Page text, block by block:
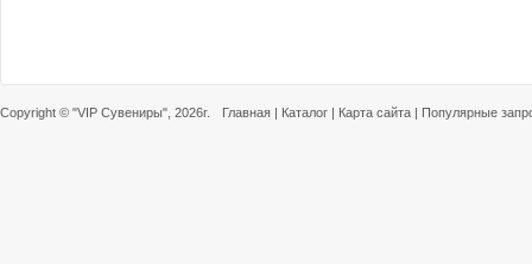
Copyright © "VIP Сувениры" , 2026г. Главная | Каталог | Карта сайта | Популярные